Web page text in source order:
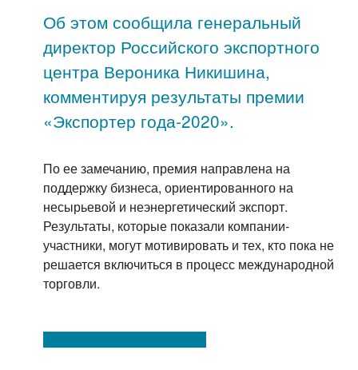
Об этом сообщила генеральный
директор Российского экспортного
центра Вероника Никишина,
комментируя результаты премии
«Экспортер года-2020».
По ее замечанию, премия направлена на
поддержку бизнеса, ориентированного на
несырьевой и неэнергетический экспорт.
Результаты, которые показали компании-
участники, могут мотивировать и тех, кто пока не
решается включиться в процесс международной
торговли.